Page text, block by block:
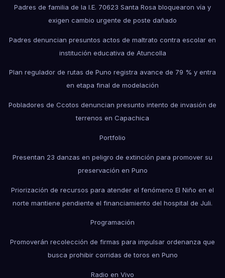
Padres de familia de la I.E. 70623 Santa Rosa bloquearon vía y
exigen cambio urgente de poste dañado
Padres denuncian presuntos actos de maltrato contra escolar en
institución educativa de Atuncolla
Plan regulador de rutas de Puno registra avance de 79 % y entra
en etapa final de modelación
Pobladores de Ccotos denuncian presunto intento de invasión de
terrenos en Capachica
Portfolio
Presentan 23 danzas en peligro de extinción para promover su
preservación en Puno
Priorización de recursos para atender el fenómeno El Niño en el
norte mantiene pendiente el financiamiento del hospital de Juli.
Programación
Promoverán recolección de firmas para impulsar ordenanza que
busca prohibir corridas de toros en Puno
Radio en Vivo